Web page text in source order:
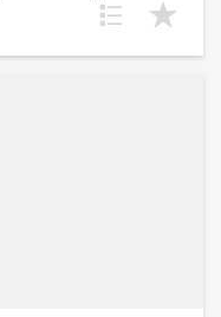
10 минут пешком, до
15х15. Внутри
380 V. Газ
водоснабжение в
подведена